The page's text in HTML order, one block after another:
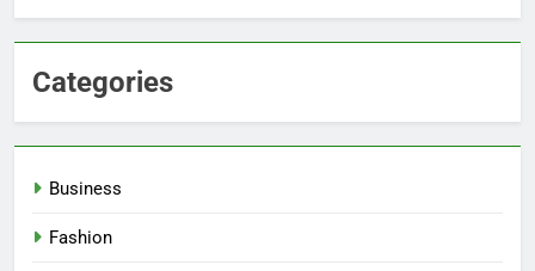
Categories
Business
Fashion